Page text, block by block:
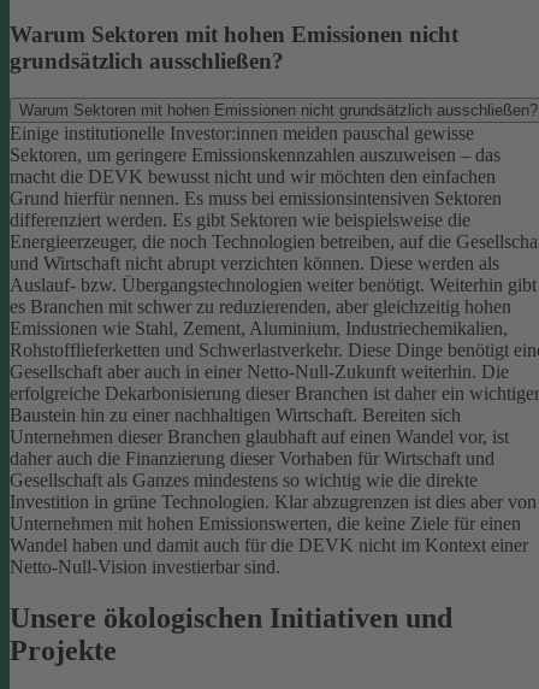
Warum Sektoren mit hohen Emissionen nicht
grundsätzlich ausschließen?
Warum Sektoren mit hohen Emissionen nicht grundsätzlich ausschließen?
Einige institutionelle Investor:innen meiden pauschal gewisse
Sektoren, um geringere Emissionskennzahlen auszuweisen – das
macht die DEVK bewusst nicht und wir möchten den einfachen
Grund hierfür nennen. Es muss bei emissionsintensiven Sektoren
differenziert werden. Es gibt Sektoren wie beispielsweise die
Energieerzeuger, die noch Technologien betreiben, auf die
und Wirtschaft nicht abrupt verzichten können. Diese werden als
Auslauf- bzw. Übergangstechnologien weiter benötigt. Weiterhin gibt
es Branchen mit schwer zu reduzierenden, aber gleichzeitig hohen
Emissionen wie Stahl, Zement, Aluminium, Industriechemikalien,
Rohstofflieferketten und Schwerlastverkehr. Diese Dinge benötigt
Gesellschaft aber auch in einer Netto-Null-Zukunft weiterhin. Die
erfolgreiche Dekarbonisierung dieser Branchen ist daher ein wichtiger
Baustein hin zu einer nachhaltigen Wirtschaft. Bereiten sich
Unternehmen dieser Branchen glaubhaft auf einen Wandel vor, ist
daher auch die Finanzierung dieser Vorhaben für Wirtschaft und
Gesellschaft als Ganzes mindestens so wichtig wie die direkte
Investition in grüne Technologien. Klar abzugrenzen ist dies aber von
Unternehmen mit hohen Emissionswerten, die keine Ziele für einen
Wandel haben und damit auch für die DEVK nicht im Kontext einer
Netto-Null-Vision investierbar sind.
Unsere ökologischen Initiativen und
Projekte